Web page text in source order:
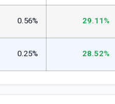
29.11%
0.56%
28.52%
0.25%